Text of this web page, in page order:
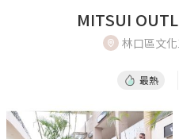
MITSUI
林口區文
最熱